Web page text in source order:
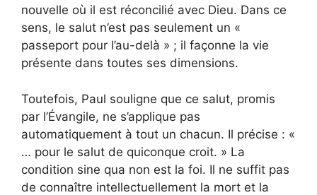
nouvelle où il est réconcilié avec Dieu. Dans ce
sens, le salut n’est pas seulement un «
passeport pour l’au-delà » ; il façonne la vie
présente dans toutes ses dimensions.
Toutefois, Paul souligne que ce salut, promis
par l’Évangile, ne s’applique pas
automatiquement à tout un chacun. Il précise : «
… pour le salut de quiconque croit. » La
condition sine qua non est la foi. Il ne suffit pas
de connaître intellectuellement la mort et la